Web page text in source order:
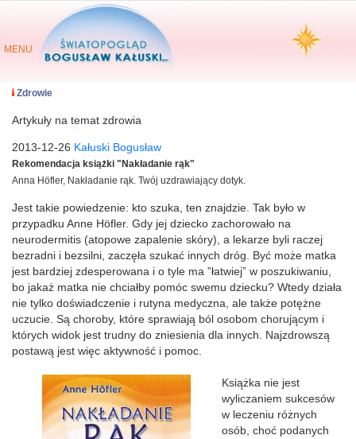
MENU
Zdrowie
Artykuły na temat zdrowia
2013-12-26 Kałuski Bogusław
Rekomendacja książki "Nakładanie rąk"
Anna Höfler, Nakładanie rąk. Twój uzdrawiający dotyk.
Jest takie powiedzenie: kto szuka, ten znajdzie. Tak było w
przypadku Anne Höfler. Gdy jej dziecko zachorowało na
neurodermitis (atopowe zapalenie skóry), a lekarze byli raczej
bezradni i bezsilni, zaczęła szukać innych dróg. Być może matka
jest bardziej zdesperowana i o tyle ma ”łatwiej” w poszukiwaniu,
bo jakaż matka nie chciałby pomóc swemu dziecku? Wtedy działa
nie tylko doświadczenie i rutyna medyczna, ale także potężne
uczucie. Są choroby, które sprawiają ból osobom chorującym i
których widok jest trudny do zniesienia dla innych. Najzdrowszą
postawą jest więc aktywność i pomoc.
Książka nie jest
wyliczaniem sukcesów
w leczeniu różnych
osób, choć podanych